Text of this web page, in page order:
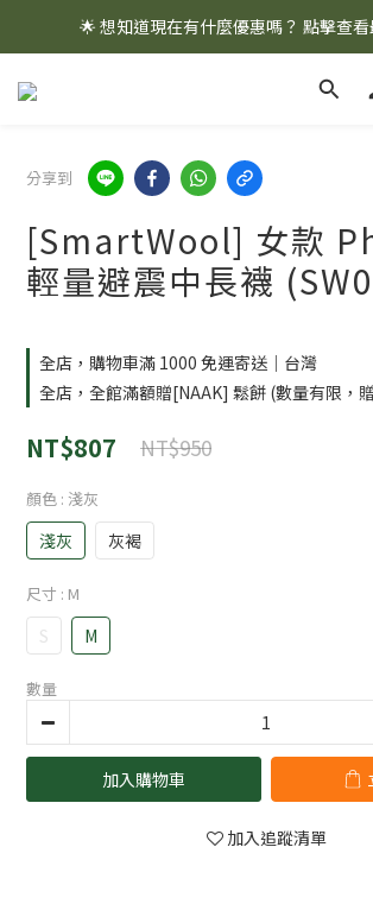
🌟 想知道現在有什麼優惠嗎？ 點擊查看
🌟 想知道現在有什麼優惠嗎？ 點擊查看
全館消費滿 $1,000 即享免運優
分享到
[SmartWool] 女款
輕量避震中長襪
全店，購物車滿 1000 免運寄送｜台灣
全店，全館滿額贈[NAAK] 鬆餅 (數量有限，
NT$807 NT$950
顏色 : 淺灰
淺灰 灰褐
尺寸 : M
S M
數量
加入購物車
加入追蹤清單